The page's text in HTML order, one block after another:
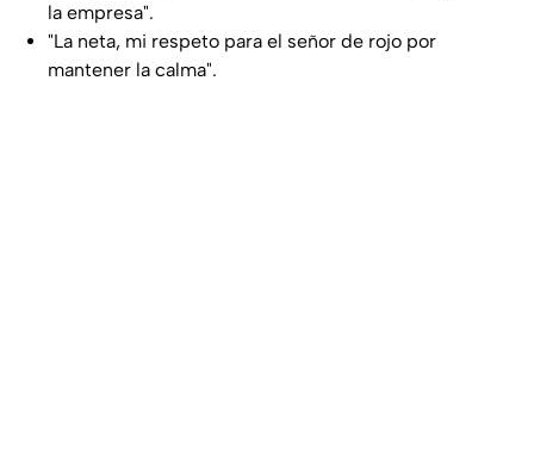
la empresa".
"La neta, mi respeto para el señor de rojo por
mantener la calma".